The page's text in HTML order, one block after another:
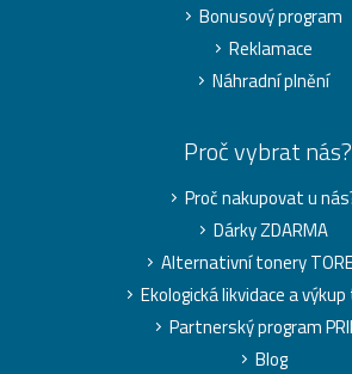
Bonusový program
Reklamace
Náhradní plnění
Proč vybrat nás?
Proč nakupovat u
Dárky ZDARMA
Alternativní tonery
Ekologická likvidace a
Partnerský program
Blog